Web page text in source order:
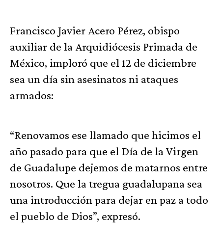
Francisco Javier Acero Pérez, obispo
auxiliar de la Arquidiócesis Primada de
México, imploró que el 12 de diciembre
sea un día sin asesinatos ni ataques
armados:
“Renovamos ese llamado que hicimos el
año pasado para que el Día de la Virgen
de Guadalupe dejemos de matarnos entre
nosotros. Que la tregua guadalupana sea
una introducción para dejar en paz a todo
el pueblo de Dios”, expresó.